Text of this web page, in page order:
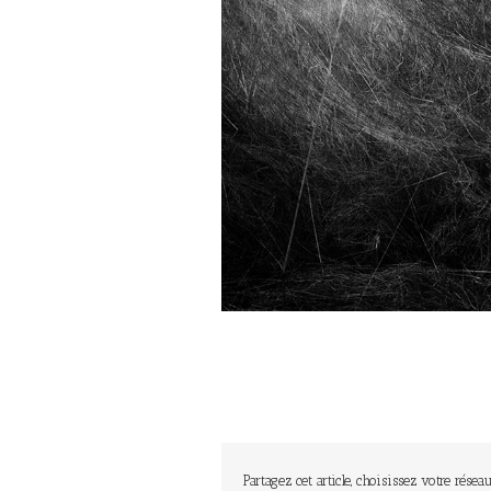
Partagez cet article, choisissez votre